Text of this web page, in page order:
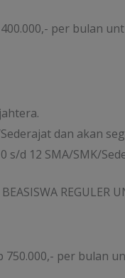
per bulan
dan akan
s/d 12 SMA/SMK/
REGULER
750.000,- per bulan